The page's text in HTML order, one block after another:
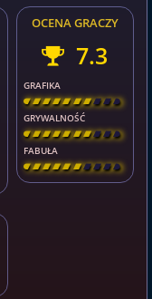
OCENA GRACZY
7.3
GRAFIKA
[ \ \ \ \ \ \ \ \ ]
GRYWALNOŚĆ
[ \ \ \ \ \ \ \ \ ]
FABUŁA
[ \ \ \ \ \ \ \ \ ]